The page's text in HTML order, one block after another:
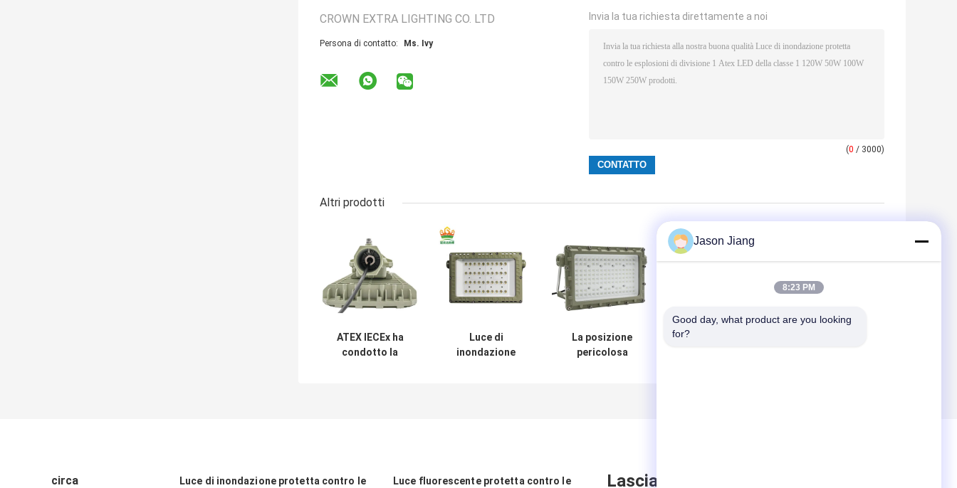
CROWN EXTRA LIGHTING CO. LTD
Persona di contatto: Ms. Ivy
Invia la tua richiesta direttamente a noi
(0 / 3000)
Altri prodotti
ATEX IECEx ha
condotto la
Luce di
inondazione
La posizione
pericolosa
circa Luce di inondazione protetta contro le Luce fluorescente protetta contro le Lasciare messaggio
Jason Jiang
8:23 PM
Good day, what product are you looking
for?